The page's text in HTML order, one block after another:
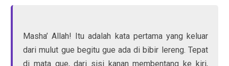
Masha’ Allah! Itu adalah kata pertama yang keluar
dari mulut gue begitu gue ada di bibir lereng. Tepat
di mata gue, dari sisi kanan membentang ke kiri,